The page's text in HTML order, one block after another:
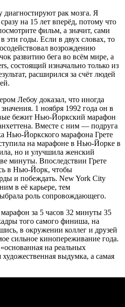
диагностируют рак мозга. Я
на 15 лет вперёд, потому что
фильм, а значит, сами
эти годы. Если в двух словах, то
возрождению
развитию бега во всём мире, а
состоящий изначально только из
расширился за счёт людей
Лебоу доказал, что иногда
1 ноября 1992 года он в
бежит Нью-Йоркский марафон
Вместе с ним — подруга
Нью-Йоркского марафона Грете
на марафоне в Нью-Йорке в
но и улучшила женский
минуты. Впоследствии Грете
в Нью-Йорк, чтобы
и побеждать. New York City
в её карьере, тем
роль сопровождающего.
за 5 часов 32 минуты 35
того самого финиша, на
в окружении коллег и друзей
сильное кинопереживание года.
на реальных
художественная выдумка, а самая